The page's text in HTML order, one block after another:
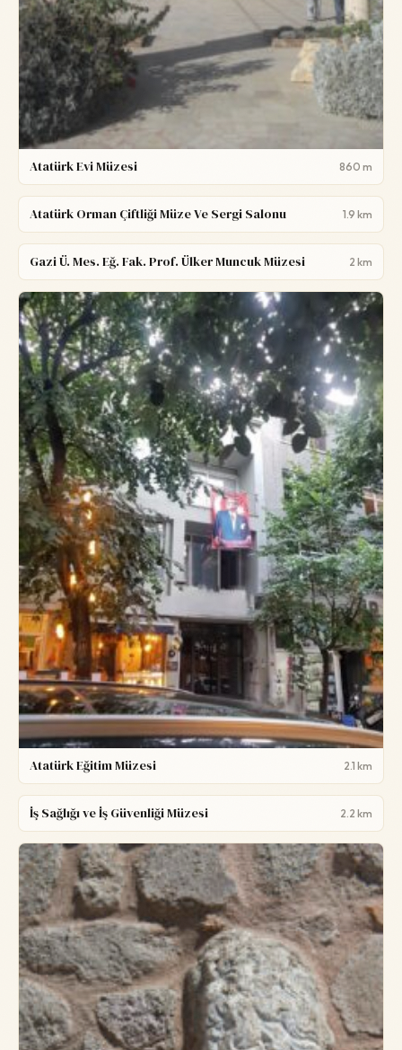
Atatürk Evi Müzesi 860 m
Atatürk Orman Çiftliği Müze Ve Sergi Salonu 1.9 km
Gazi Ü. Mes. Eğ. Fak. Prof. Ülker Muncuk Müzesi 2 km
Atatürk Eğitim Müzesi 2.1 km
İş Sağlığı ve İş Güvenliği Müzesi 2.2 km